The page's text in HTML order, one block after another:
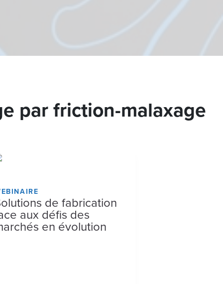
par friction-malaxage
de fabrication
aux défis des
en évolution